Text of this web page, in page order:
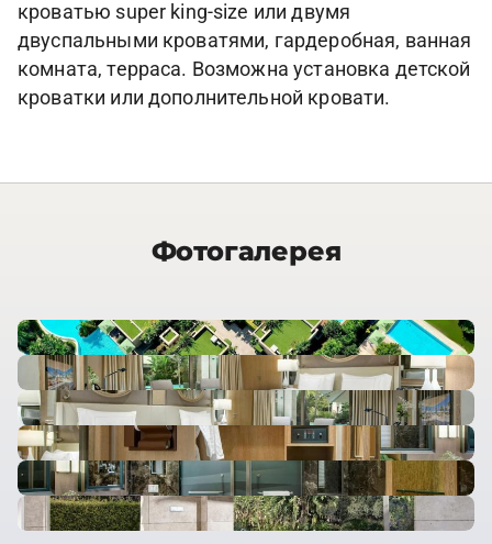
кроватью super king-size или двумя
двуспальными кроватями, гардеробная, ванная
комната, терраса. Возможна установка детской
кроватки или дополнительной кровати.
Фотогалерея